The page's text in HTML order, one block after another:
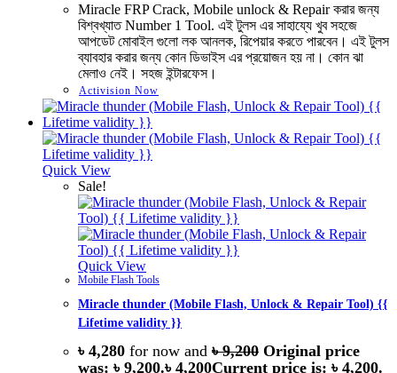
Miracle FRP Crack, Mobile unlock & Repair করার জন্য
বিশ্বখ্যাত Number 1 Tool. এই টুলস এর সাহায্যে খুব সহজে
আপডেট মোবাইল গুলো লক আনলক, রিপেয়ার করতে পারবেন। এই টুলস
ব্যাবহার করার জন্য কোন ডিভাইস এর প্রয়োজন হয় না। কোন ঝা
মেলাও নেই। সহজ ইন্টারফেস।
Activision Now
Quick View
Sale!
Quick View
Mobile Flash Tools
Miracle thunder (Mobile Flash, Unlock & Repair Tool) {{
Lifetime validity }}
৳ 4,280 for now and৳9,200 Original price
was: ৳ 9,200.৳ 4,200Current price is: ৳ 4,200.